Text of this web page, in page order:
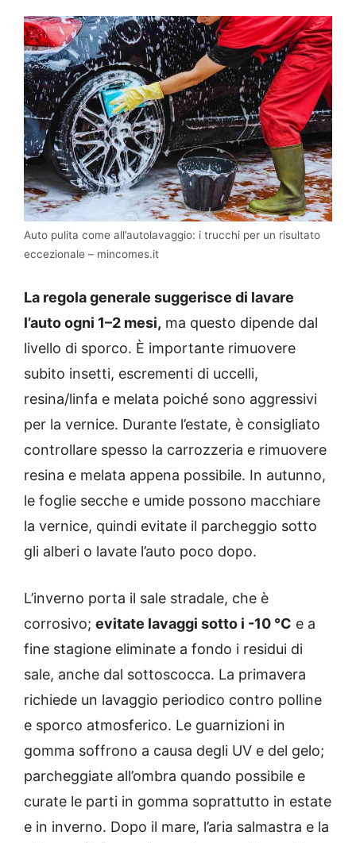
Auto pulita come all’autolavaggio: i trucchi per un risultato
eccezionale – mincomes.it
La regola generale suggerisce di lavare
l’auto ogni 1–2 mesi, ma questo dipende dal
livello di sporco. È importante rimuovere
subito insetti, escrementi di uccelli,
resina/linfa e melata poiché sono aggressivi
per la vernice. Durante l’estate, è consigliato
controllare spesso la carrozzeria e rimuovere
resina e melata appena possibile. In autunno,
le foglie secche e umide possono macchiare
la vernice, quindi evitate il parcheggio sotto
gli alberi o lavate l’auto poco dopo.
L’inverno porta il sale stradale, che è
corrosivo; evitate lavaggi sotto i -10 °C e a
fine stagione eliminate a fondo i residui di
sale, anche dal sottoscocca. La primavera
richiede un lavaggio periodico contro polline
e sporco atmosferico. Le guarnizioni in
gomma soffrono a causa degli UV e del gelo;
parcheggiate all’ombra quando possibile e
curate le parti in gomma soprattutto in estate
e in inverno. Dopo il mare, l’aria salmastra e la